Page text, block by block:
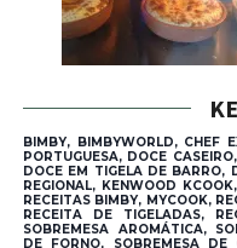
BIMBY, BIMBYWORLD, CHEF
PORTUGUESA, DOCE
DOCE EM TIGELA DE BARRO,
REGIONAL, KENWOOD
RECEITAS BIMBY, MYCOOK,
RECEITA DE TIGELADAS,
SOBREMESA AROMÁTICA,
DE FORNO, SOBREMESA DE